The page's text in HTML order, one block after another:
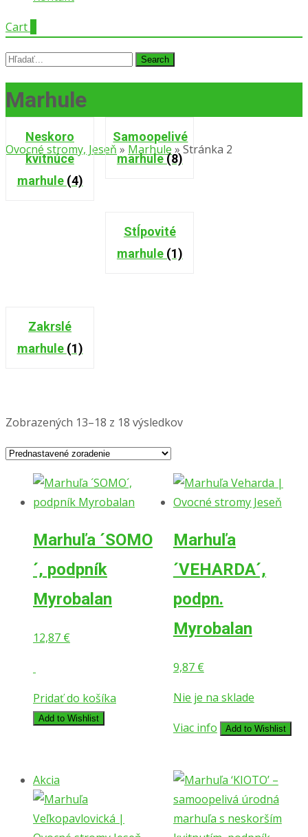
Cart
Search
Marhule
Ovocné stromy, Jeseň » Marhule » Stránka 2
Neskoro
kvitnúce
marhule (4)
Samoopelivé
marhule(8)
Stĺpovité
marhule (1)
Zakrslé
marhule (1)
Zobrazených 13–18 z 18 výsledkov
Marhuľa ´SOMO
´, podpník
Myrobalan
12,87 €
Pridať do košíka
Add to Wishlist
Marhuľa
´VEHARDA´,
podpn.
Myrobalan
9,87 €
Nie je na sklade
Viac info
Add to Wishlist
Akcia